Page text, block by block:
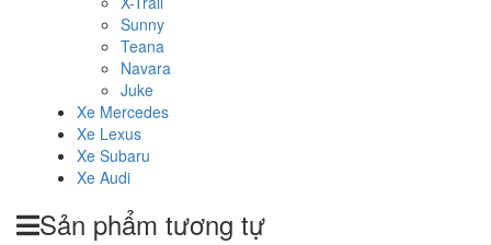
Sunny
Teana
Navara
Juke
Xe Mercedes
Xe Lexus
Xe Subaru
Xe Audi
Sản phẩm tương tự